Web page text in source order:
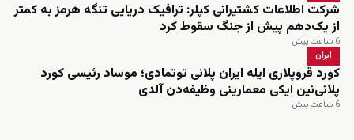
شرکت اطلاعات کشتیرانی کپلر: ترافیک دریایی تنگه هرمز به کمتر
از یک‌دهم پیش از جنگ سقوط کرد
6 ساعت پیش
ایران
کورد قروپلاری ایله ایران پلانی توتمادی؛ موساد رئیسی کورد
پلانی‌نین ایکی معمارینی وظیفه‌دن آلدی
6 ساعت پیش